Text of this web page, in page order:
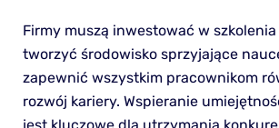
Firmy muszą inwestować w
tworzyć środowisko sprzyjające
zapewnić wszystkim pracownikom
rozwój kariery. Wspieranie